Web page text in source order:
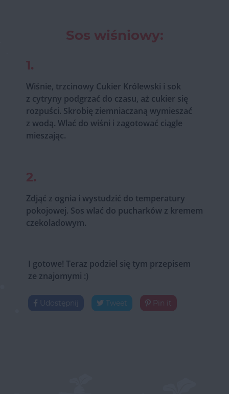
Sos wiśniowy:
1.
Wiśnie, trzcinowy Cukier Królewski i sok
z cytryny podgrzać do czasu, aż cukier się
rozpuści. Skrobię ziemniaczaną wymieszać
z wodą. Wlać do wiśni i zagotować ciągle
mieszając.
2.
Zdjąć z ognia i wystudzić do temperatury
pokojowej. Sos wlać do pucharków z kremem
czekoladowym.
I gotowe! Teraz podziel się tym przepisem
ze znajomymi :)
Udostępnij Tweet Pin it